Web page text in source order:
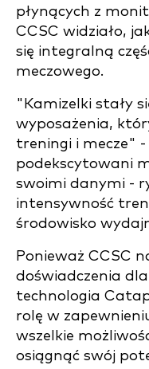
płynących z
CCSC widziało,
się integralną
meczowego.
"Kamizelki stały
wyposażenia,
treningi i mecze"
podekscytowani
swoimi danymi -
intensywność
środowisko
Ponieważ CCSC
doświadczenia
technologia
rolę w
wszelkie
osiągnąć swój